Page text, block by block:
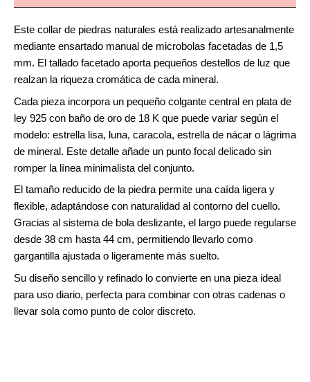
Este collar de piedras naturales está realizado artesanalmente
mediante ensartado manual de microbolas facetadas de 1,5
mm. El tallado facetado aporta pequeños destellos de luz que
realzan la riqueza cromática de cada mineral.
Cada pieza incorpora un pequeño colgante central en plata de
ley 925 con baño de oro de 18 K que puede variar según el
modelo: estrella lisa, luna, caracola, estrella de nácar o lágrima
de mineral. Este detalle añade un punto focal delicado sin
romper la línea minimalista del conjunto.
El tamaño reducido de la piedra permite una caída ligera y
flexible, adaptándose con naturalidad al contorno del cuello.
Gracias al sistema de bola deslizante, el largo puede regularse
desde 38 cm hasta 44 cm, permitiendo llevarlo como
gargantilla ajustada o ligeramente más suelto.
Su diseño sencillo y refinado lo convierte en una pieza ideal
para uso diario, perfecta para combinar con otras cadenas o
llevar sola como punto de color discreto.